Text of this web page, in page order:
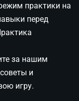
практики на
перед
за нашим
и
игру.